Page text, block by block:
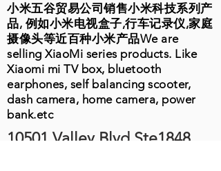
小米五谷贸易公司销售小米科技系列产
品, 例如小米电视盒子,行车记录仪,家庭
摄像头等近百种小米产品We are
selling XiaoMi series products. Like
Xiaomi mi TV box, bluetooth
earphones, self balancing scooter,
dash camera, home camera, power
bank.etc
10501 Valley Blvd Ste1848